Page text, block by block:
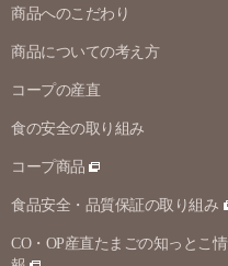
商品へのこだわり
商品についての考え方
コープの産直
食の安全の取り組み
コープ商品
食品安全・品質保証の取り組み
CO・OP産直たまごの知っとこ情